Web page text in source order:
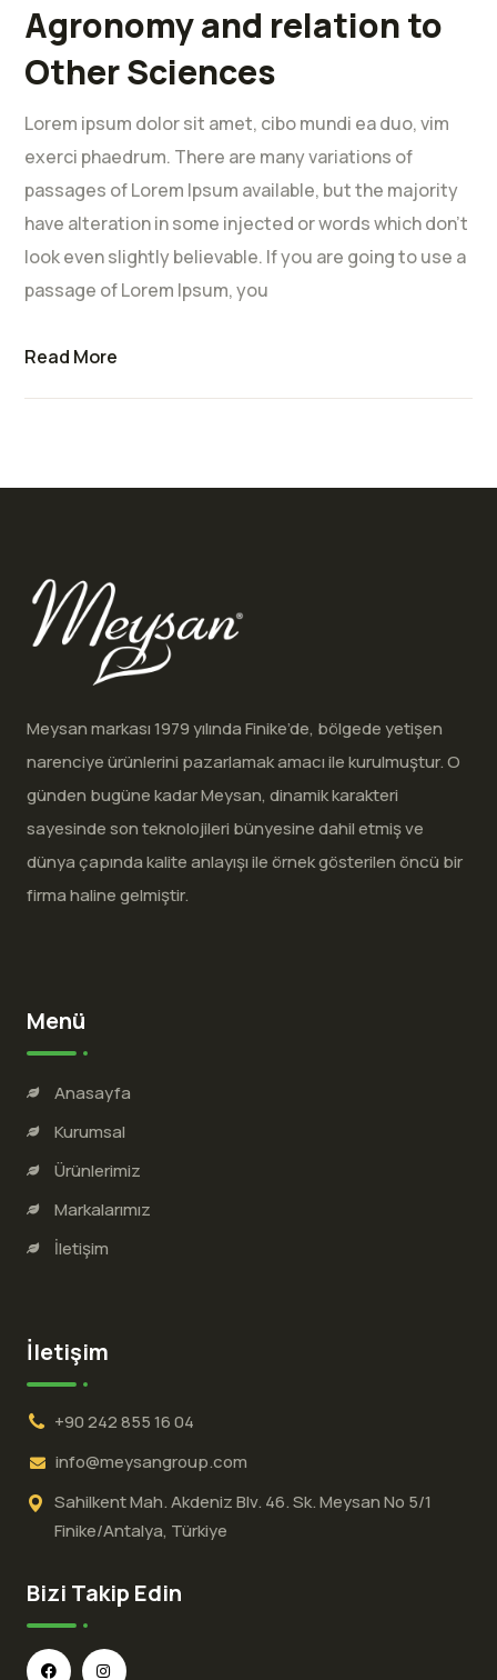
Agronomy and relation to
Other Sciences
Lorem ipsum dolor sit amet, cibo mundi ea duo, vim
exerci phaedrum. There are many variations of
passages of Lorem Ipsum available, but the majority
have alteration in some injected or words which don’t
look even slightly believable. If you are going to use a
passage of Lorem Ipsum, you
Read More
Meysan markası 1979 yılında Finike’de, bölgede yetişen
narenciye ürünlerini pazarlamak amacı ile kurulmuştur. O
günden bugüne kadar Meysan, dinamik karakteri
sayesinde son teknolojileri bünyesine dahil etmiş ve
dünya çapında kalite anlayışı ile örnek gösterilen öncü bir
firma haline gelmiştir.
Menü
Anasayfa
Kurumsal
Ürünlerimiz
Markalarımız
İletişim
İletişim
+90 242 855 16 04
info@meysangroup.com
Sahilkent Mah. Akdeniz Blv. 46. Sk. Meysan No 5/1
Finike/Antalya, Türkiye
Bizi Takip Edin